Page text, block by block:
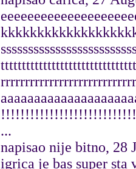
...
napisao nije bitno, 28
igrica je bas super sta